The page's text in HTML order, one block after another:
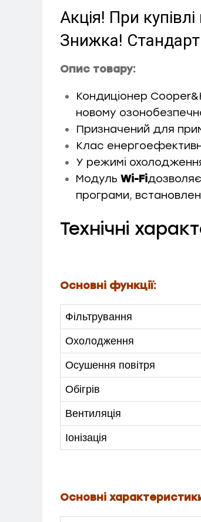
Акція! При
Знижка!
Опис товару:
Кондиціонер
новому
Призначений для
Клас
У режимі
Модуль Wi-Fi
програми,
Технічні
Основні функції:
Фільтрування
Охолодження
Осушення повітря
Обігрів
Вентиляція
Іонізація
Основні
МЕНЮ
ПОСЛУГИ
КАТАЛОГ
ПРО НАС
+38-097-845-12-79